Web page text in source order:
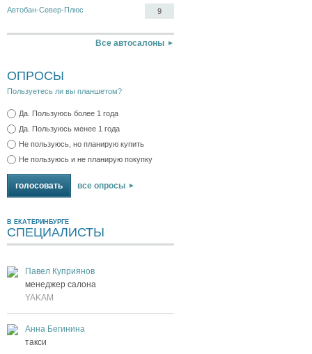
Автобан-Север-Плюс 9
Все автосалоны
ОПРОСЫ
Пользуетесь ли вы планшетом?
Да. Пользуюсь более 1 года
Да. Пользуюсь менее 1 года
Не пользуюсь, но планирую купить
Не пользуюсь и не планирую покупку
все опросы
В ЕКАТЕРИНБУРГЕ
СПЕЦИАЛИСТЫ
Павел Куприянов
менеджер салона
YAKAM
Анна Бегинина
такси